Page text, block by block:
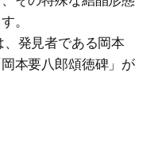
。
発見者である岡本
本要八郎頌徳碑」が